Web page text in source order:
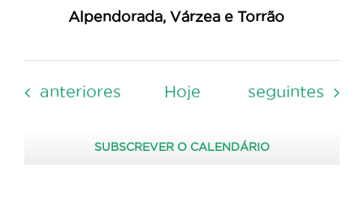
Alpendorada, Várzea e Torrão
Eventos
anteriores Hoje Eventos
seguintes
SUBSCREVER O CALENDÁRIO